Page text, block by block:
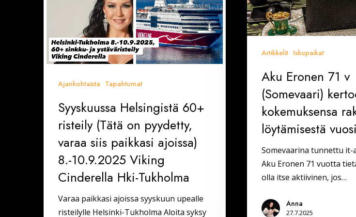
jälkeen
Artikkelit Iskupaikat
Aku Eronen 71 v
(Somevaari)
kokemuksensa
löytämisestä
Somevaarina tunnettu it-
Aku Eronen 71 vuotta
olla itse aktiivinen, jos…
Anna
27.7.2025
8.-10.9.2025
Viking
Cinderella
Ajankohtaista Tapahtumat
Syyskuussa Helsingistä 60+
risteily (Tätä on pyydetty,
varaa siis paikkasi ajoissa)
8.-10.9.2025 Viking
Cinderella Hki-Tukholma
Varaa paikkasi ajoissa syyskuun upealle
risteilylle Helsinki-Tukholma Aloita syksy